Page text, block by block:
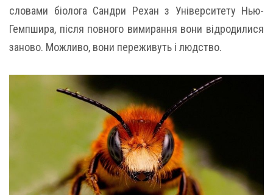
словами біолога Сандри Рехан з Університету Нью-
Гемпшира, після повного вимирання вони відродилися
заново. Можливо, вони переживуть і людство.